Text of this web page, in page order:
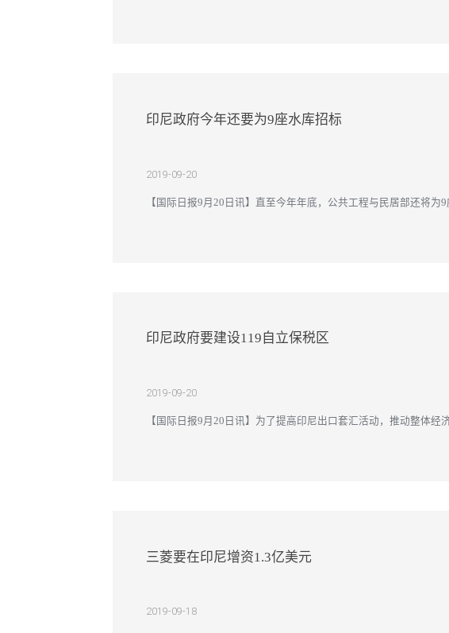
印尼政府今年还要为9座水库招标
2019-09-20
【国际日报9月20日讯】直至今年年底，公共工程与民居部还将
印尼政府要建设119自立保税区
2019-09-20
【国际日报9月20日讯】为了提高印尼出口套汇活动，推动整体
三菱要在印尼增资1.3亿美元
2019-09-18